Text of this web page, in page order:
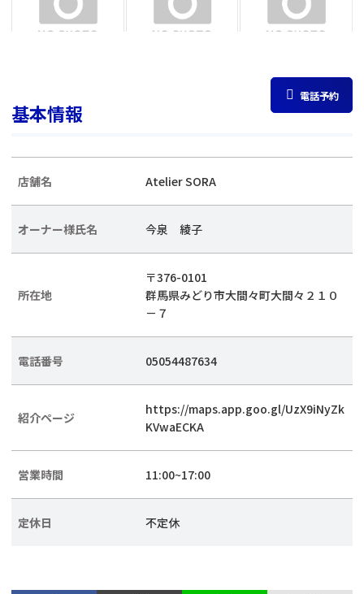
電話予約
基本情報
店舗名 Atelier SORA
オーナー様氏名 今泉 綾子
所在地
〒376-0101
群馬県みどり市大間々町大間々２１０
－７
電話番号 05054487634
紹介ページ
https://maps.app.goo.gl/UzX9iNyZk
KVwaECKA
営業時間 11:00~17:00
定休日 不定休